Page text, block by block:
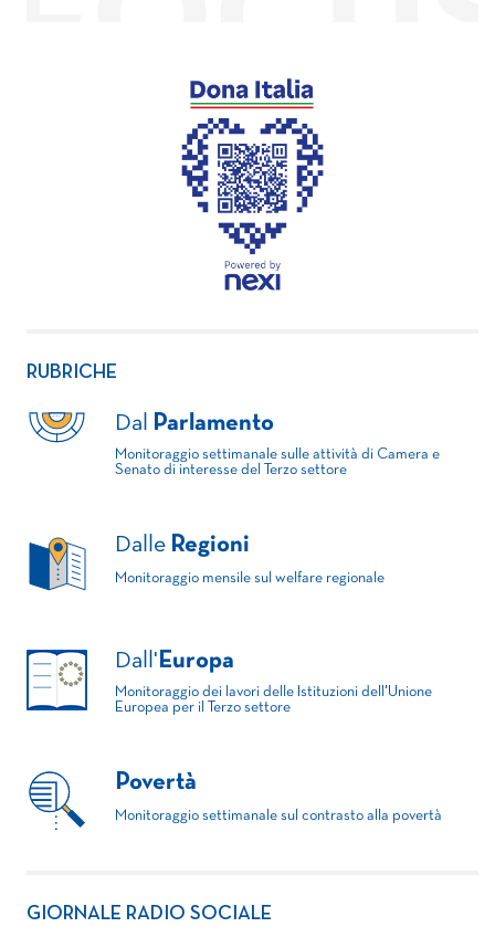
RUBRICHE
Dal Parlamento
Monitoraggio settimanale sulle attività di Camera e
Senato di interesse del Terzo settore
Dalle Regioni
Monitoraggio mensile sul welfare regionale
Dall' Europa
Monitoraggio dei lavori delle Istituzioni dell'Unione
Europea per il Terzo settore
Povertà
Monitoraggio settimanale sul contrasto alla povertà
GIORNALE RADIO SOCIALE